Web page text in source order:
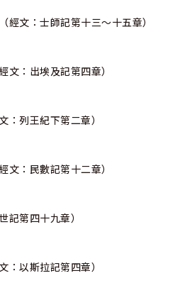
經文：士師記第十三～十五章）
文：出埃及記第四章）
：列王紀下第二章）
文：民數記第十二章）
記第四十九章）
：以斯拉記第四章）